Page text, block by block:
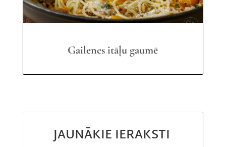
Gailenes itāļu gaumē
JAUNĀKIE IERAKSTI